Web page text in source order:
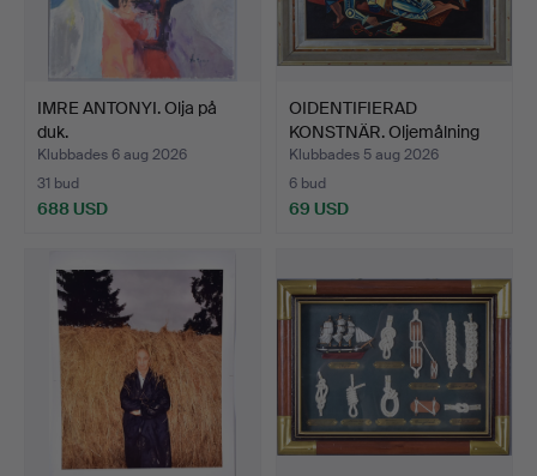
IMRE ANTONYI. Olja på
duk.
Klubbades 6 aug 2026
31 bud
688 USD
OIDENTIFIERAD
KONSTNÄR. Oljemålning
på duk…
Klubbades 5 aug 2026
6 bud
69 USD